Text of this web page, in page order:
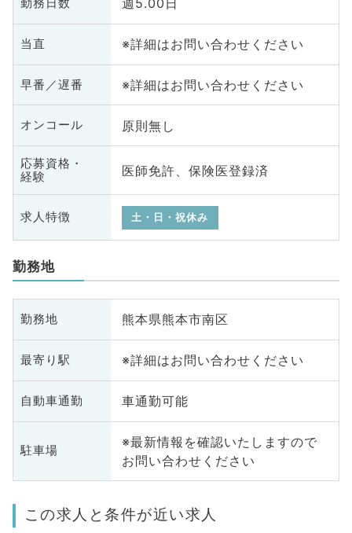
勤務日数 週5.00日
当直 ※詳細はお問い合わせください
早番／遅番 ※詳細はお問い合わせください
オンコール 原則無し
応募資格・
経験
医師免許、保険医登録済
求人特徴 土・日・祝休み
勤務地
勤務地 熊本県熊本市南区
最寄り駅 ※詳細はお問い合わせください
自動車通勤 車通勤可能
駐車場
※最新情報を確認いたしますので
お問い合わせください
この求人と条件が近い求人